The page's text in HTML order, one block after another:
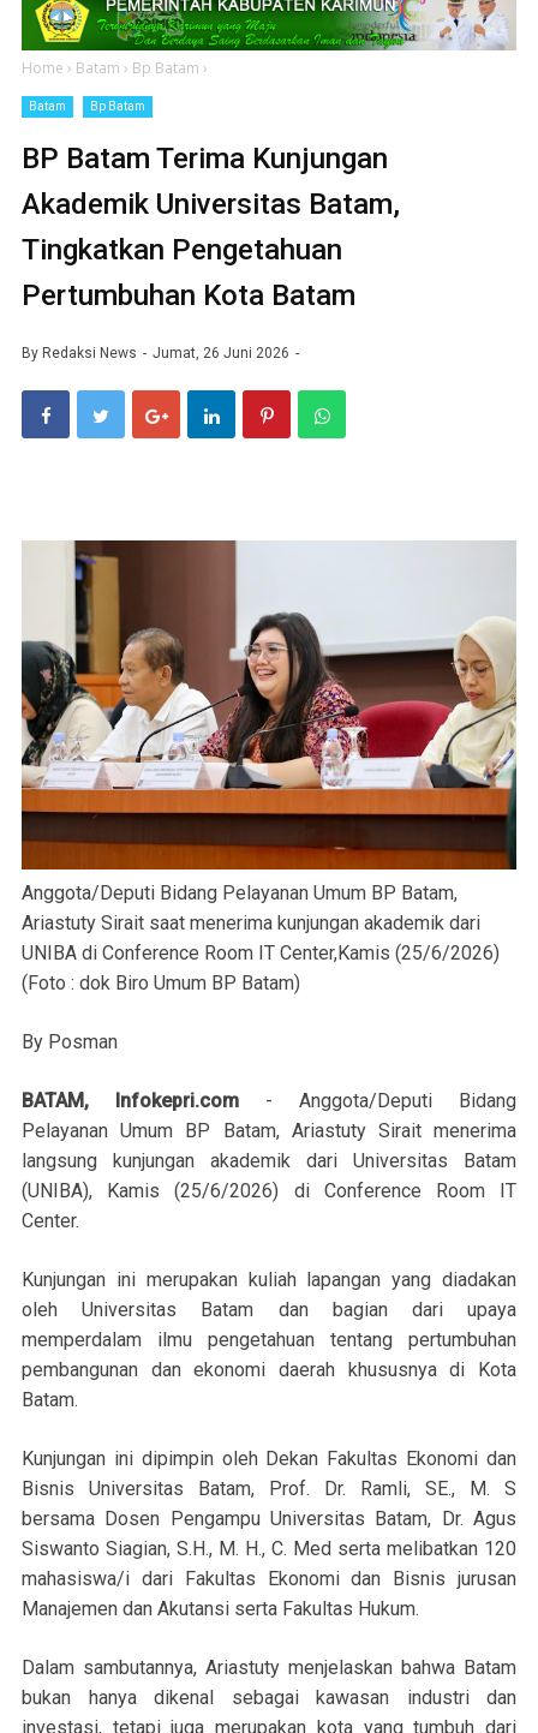
Home › Batam › Bp Batam ›
Batam Bp Batam
BP Batam Terima Kunjungan
Akademik Universitas Batam,
Tingkatkan Pengetahuan
Pertumbuhan Kota Batam
By Redaksi News Jumat, 26 Juni 2026
Anggota/Deputi Bidang Pelayanan Umum BP Batam,
Ariastuty Sirait saat menerima kunjungan akademik dari
UNIBA di Conference Room IT Center,Kamis (25/6/2026)
(Foto : dok Biro Umum BP Batam)
By Posman
BATAM, Infokepri.com - Anggota/Deputi Bidang
Pelayanan Umum BP Batam, Ariastuty Sirait menerima
langsung kunjungan akademik dari Universitas Batam
(UNIBA), Kamis (25/6/2026) di Conference Room IT
Center.
Kunjungan ini merupakan kuliah lapangan yang diadakan
oleh Universitas Batam dan bagian dari upaya
memperdalam ilmu pengetahuan tentang pertumbuhan
pembangunan dan ekonomi daerah khususnya di Kota
Batam.
Kunjungan ini dipimpin oleh Dekan Fakultas Ekonomi dan
Bisnis Universitas Batam, Prof. Dr. Ramli, SE., M. S
bersama Dosen Pengampu Universitas Batam, Dr. Agus
Siswanto Siagian, S.H., M. H., C. Med serta melibatkan 120
mahasiswa/i dari Fakultas Ekonomi dan Bisnis jurusan
Manajemen dan Akutansi serta Fakultas Hukum.
Dalam sambutannya, Ariastuty menjelaskan bahwa Batam
bukan hanya dikenal sebagai kawasan industri dan
investasi, tetapi juga merupakan kota yang tumbuh dari